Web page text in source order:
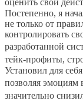
оценить свои
Постепенно, я
не только от
контролировать
разработанной
тейк-профиты,
Установил для
позволяя эмоциям
значительно